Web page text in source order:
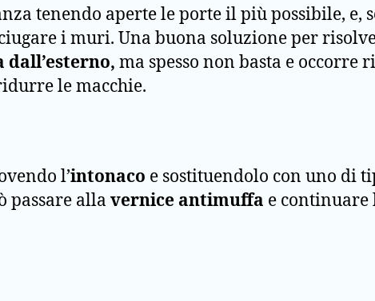
tenendo aperte le porte il più possibile, e,
i muri. Una buona soluzione per
dall’esterno, ma spesso non basta e
le macchie.
l’intonaco e sostituendolo con uno di
passare alla vernice antimuffa e continuare